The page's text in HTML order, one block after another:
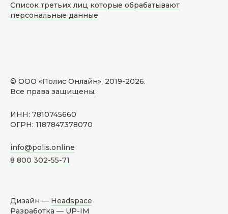
© ООО «Полис Онлайн», 2019-2026.
Все права защищены.
ИНН: 7810745660
ОГРН: 1187847378070
info@polis.online
8 800 302-55-71
Список третьих лиц которые обрабатывают
персональные данные
Дизайн — Headspace
Разработка — UP-IM